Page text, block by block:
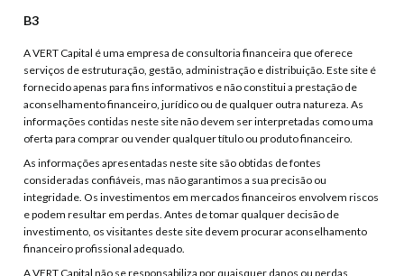
B3
A VERT Capital é uma empresa de consultoria financeira que oferece
serviços de estruturação, gestão, administração e distribuição. Este site é
fornecido apenas para fins informativos e não constitui a prestação de
aconselhamento financeiro, jurídico ou de qualquer outra natureza. As
informações contidas neste site não devem ser interpretadas como uma
oferta para comprar ou vender qualquer título ou produto financeiro.
As informações apresentadas neste site são obtidas de fontes
consideradas confiáveis, mas não garantimos a sua precisão ou
integridade. Os investimentos em mercados financeiros envolvem riscos
e podem resultar em perdas. Antes de tomar qualquer decisão de
investimento, os visitantes deste site devem procurar aconselhamento
financeiro profissional adequado.
A VERT Capital não se responsabiliza por quaisquer danos ou perdas